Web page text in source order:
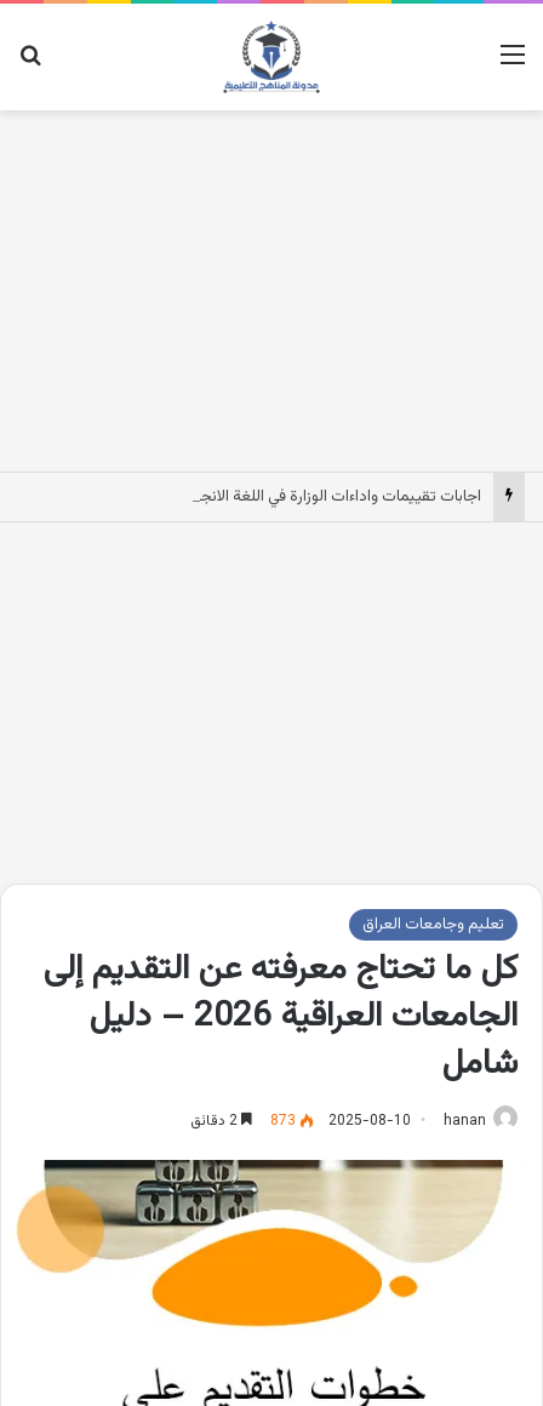
القائمة
تعليم وجامعات العراق
كل ما تحتاج معرفته عن التقديم إلى
الجامعات العراقية 2026 – دليل
شامل
hanan
2025-08-10
873